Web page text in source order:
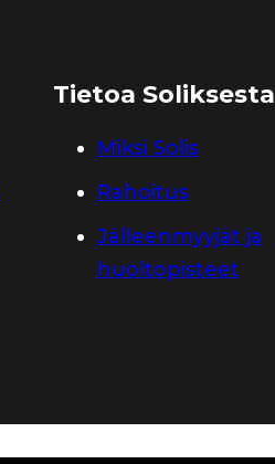
Tietoa Soliksesta
Miksi Solis
Rahoitus
Jälleenmyyjät ja
huoltopisteet